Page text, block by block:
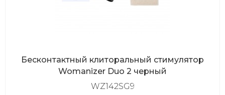
Бесконтактный клиторальный стимулятор
Womanizer Duo 2 черный
WZ142SG9